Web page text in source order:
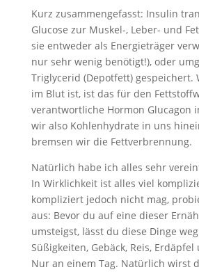
Kurz zusammengefasst: Insulin
Glucose zur Muskel-, Leber- und
sie entweder als Energieträger
nur sehr wenig benötigt!), oder
Triglycerid (Depotfett) gespeichert.
im Blut ist, ist das für den
verantwortliche Hormon Glucagon
wir also Kohlenhydrate in uns
bremsen wir die Fettverbrennung.
Natürlich habe ich alles sehr
In Wirklichkeit ist alles viel
kompliziert jedoch nicht mag,
aus: Bevor du auf eine dieser
umsteigst, lässt du diese Dinge
Süßigkeiten, Gebäck, Reis,
Nur an einem Tag. Natürlich wirst